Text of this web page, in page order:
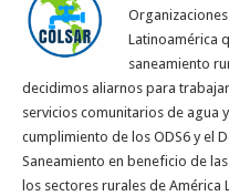
Latinoamérica
saneamiento
decidimos aliarnos para
servicios comunitarios de agua
cumplimiento de los ODS6 y el
Saneamiento en beneficio de
los sectores rurales de América